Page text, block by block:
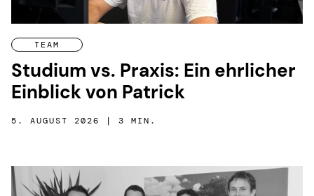
TEAM
Studium vs. Praxis: Ein ehrlicher
Einblick von Patrick
5. AUGUST 2026 | 3 MIN.